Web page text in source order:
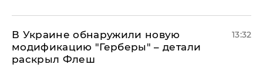
В Украине обнаружили новую
модификацию "Герберы" – детали
раскрыл Флеш
13:32